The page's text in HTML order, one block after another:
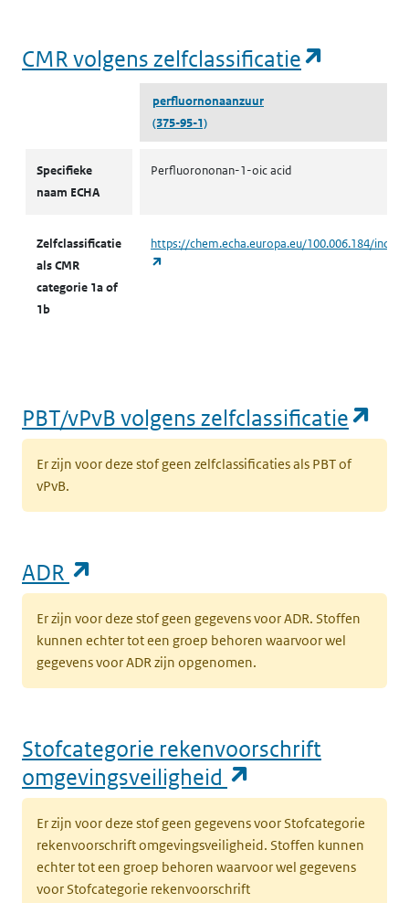
CMR volgens zelfclassificatie
perfluornonaanzuur
(375-95-1)
Specifieke
naam ECHA
Perfluorononan-1-oic acid
Zelfclassificatie
als CMR
categorie 1a of
1b
https://chem.echa.europa.eu/100.006.184/
PBT/vPvB volgens zelfclassificatie
Er zijn voor deze stof geen zelfclassificaties als PBT of
vPvB.
ADR
Er zijn voor deze stof geen gegevens voor ADR. Stoffen
kunnen echter tot een groep behoren waarvoor wel
gegevens voor ADR zijn opgenomen.
Stofcategorie rekenvoorschrift
omgevingsveiligheid
Er zijn voor deze stof geen gegevens voor Stofcategorie
rekenvoorschrift omgevingsveiligheid. Stoffen kunnen
echter tot een groep behoren waarvoor wel gegevens
voor Stofcategorie rekenvoorschrift